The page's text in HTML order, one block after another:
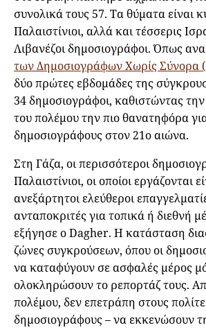
συνολικά τους 57. Τα θύματα είναι
Παλαιστίνιοι, αλλά και τέσσερις
Λιβανέζοι δημοσιογράφοι. Όπως
των Δημοσιογράφων Χωρίς Σύνορα
δύο πρώτες εβδομάδες της
34 δημοσιογράφοι, καθιστώντας
του πολέμου την πιο θανατηφόρα
δημοσιογράφους στον 21ο αιώνα.
Στη Γάζα, οι περισσότεροι
Παλαιστίνιοι, οι οποίοι εργάζονται
ανεξάρτητοι ελεύθεροι
ανταποκριτές για τοπικά ή διεθνή
εξήγησε ο Dagher. Η κατάσταση
ζώνες συγκρούσεων, όπου οι
να καταφύγουν σε ασφαλές μέρος
ολοκληρώσουν το ρεπορτάζ τους.
πολέμου, δεν επετράπη στους
δημοσιογράφους – να εκκενώσουν